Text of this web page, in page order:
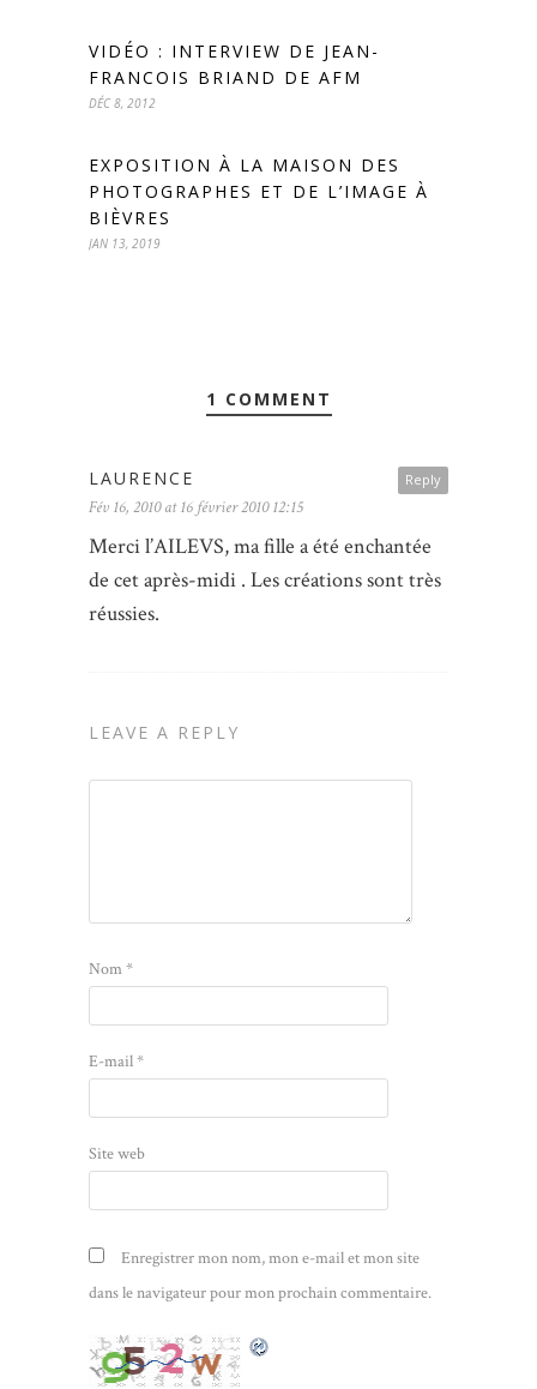
VIDÉO : INTERVIEW DE JEAN-
FRANCOIS BRIAND DE AFM
DÉC 8, 2012
EXPOSITION À LA MAISON DES
PHOTOGRAPHES ET DE L’IMAGE À
BIÈVRES
JAN 13, 2019
1 COMMENT
Reply
LAURENCE
Fév 16, 2010 at 16 février 2010 12:15
Merci l’AILEVS, ma fille a été enchantée
de cet après-midi . Les créations sont très
réussies.
LEAVE A REPLY
Nom*
E-mail*
Site web
Enregistrer mon nom, mon e-mail et mon site
dans le navigateur pour mon prochain commentaire.